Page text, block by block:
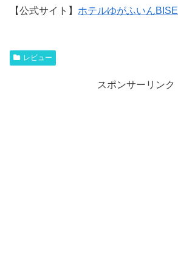
【公式サイト】 ホテルゆがふいんBISE
レビュー
スポンサーリンク